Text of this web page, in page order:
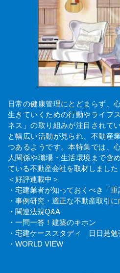
日常の健康管理にとどまらず、
生きていくための行動やライフ
ネス」の取り組みが注目されて
と幅広い活動が見られ、不動産
つあるようです。本特集では、
人関係や職場・生活環境まで含
ている不動産会社を取材しました
＜好評連載中＞
・宅建業者が知っておくべき「
・事例研究・適正な不動産取引に
・関連法規Q&A
・一問一答！建築のキホン
・宅建ケーススタディ 日日是勉
・WORLD VIEW